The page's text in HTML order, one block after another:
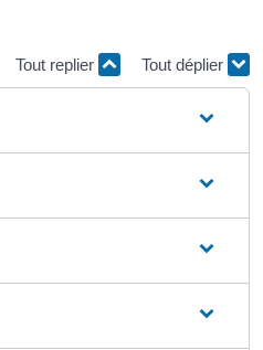
Tout replier Tout déplier